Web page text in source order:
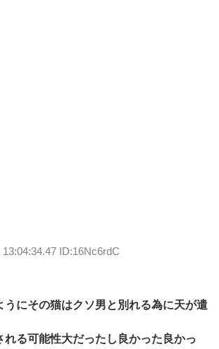
ID:16Nc6rdC
うにその猫はクソ男と別れる為に天が遣
れる可能性大だったし良かった良かっ